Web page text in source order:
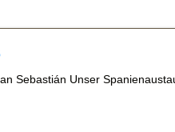
Sebastián Unser